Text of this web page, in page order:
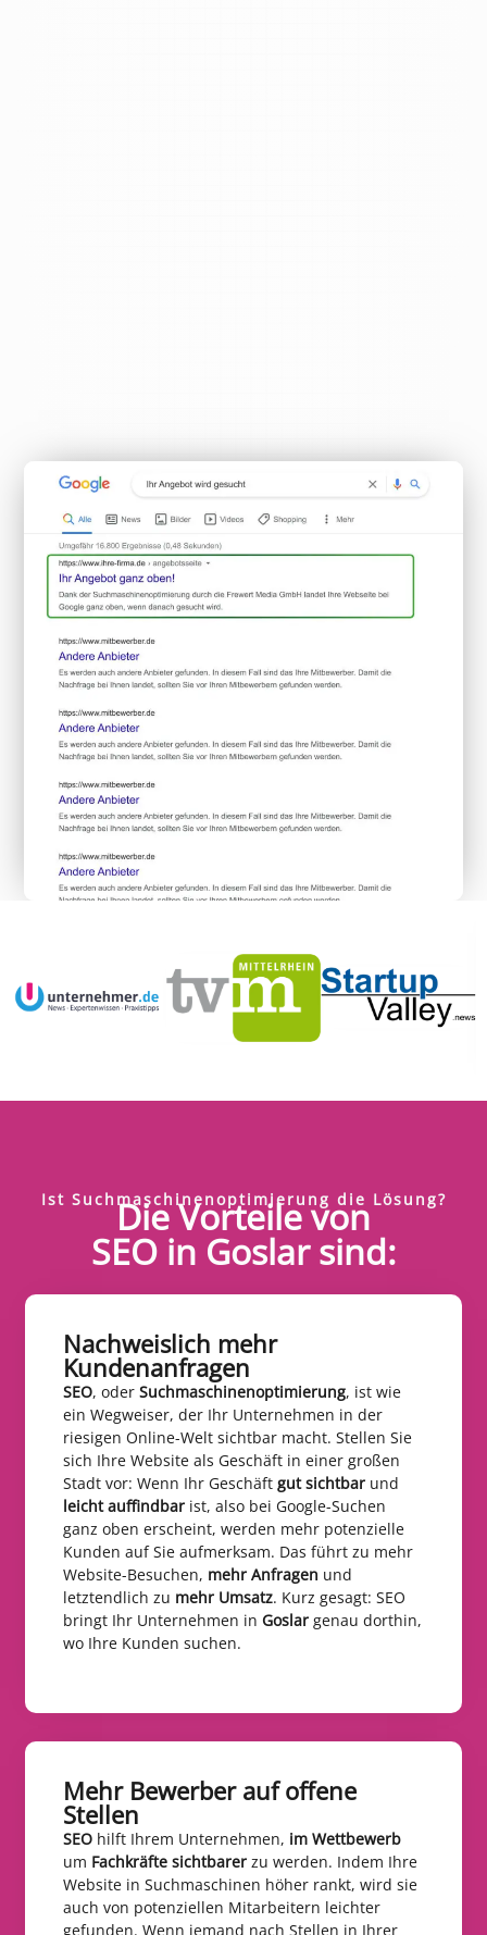
Ist Suchmaschinenoptimierung die Lösung?
Die Vorteile von
SEO in Goslar sind:
Nachweislich mehr
Kundenanfragen​
SEO, oder Suchmaschinenoptimierung, ist wie
ein Wegweiser, der Ihr Unternehmen in der
riesigen Online-Welt sichtbar macht. Stellen Sie
sich Ihre Website als Geschäft in einer großen
Stadt vor: Wenn Ihr Geschäft gut sichtbar und
leicht auffindbar ist, also bei Google-Suchen
ganz oben erscheint, werden mehr potenzielle
Kunden auf Sie aufmerksam. Das führt zu mehr
Website-Besuchen, mehr Anfragen und
letztendlich zu mehr Umsatz. Kurz gesagt: SEO
bringt Ihr Unternehmen in Goslar genau dorthin,
wo Ihre Kunden suchen.
Mehr Bewerber auf offene
Stellen​
SEO hilft Ihrem Unternehmen, im Wettbewerb
um Fachkräfte sichtbarer zu werden. Indem Ihre
Website in Suchmaschinen höher rankt, wird sie
auch von potenziellen Mitarbeitern leichter
gefunden. Wenn jemand nach Stellen in Ihrer